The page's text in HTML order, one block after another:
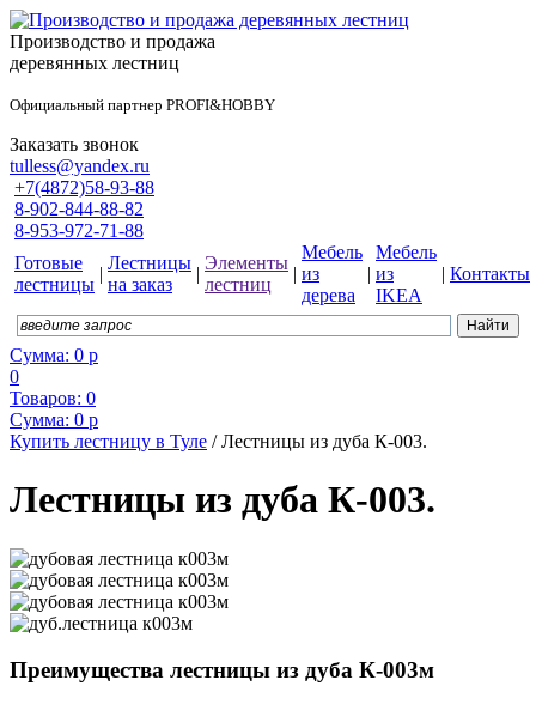
Производство и продажа
деревянных лестниц
Официальный партнер PROFI&HOBBY
Заказать звонок
tulless@yandex.ru
+7(4872)58-93-88
8-902-844-88-82
8-953-972-71-88
Готовые
лестницы
|
Лестницы
на заказ
|
Элементы
лестниц
|
Мебель
из
дерева
|
Мебель
из
IKEA
| Контакты
Сумма: 0 р
0
Товаров: 0
Сумма: 0 р
Купить лестницу в Туле / Лестницы из дуба К-003.
Лестницы из дуба К-003.
Преимущества лестницы из дуба К-003м